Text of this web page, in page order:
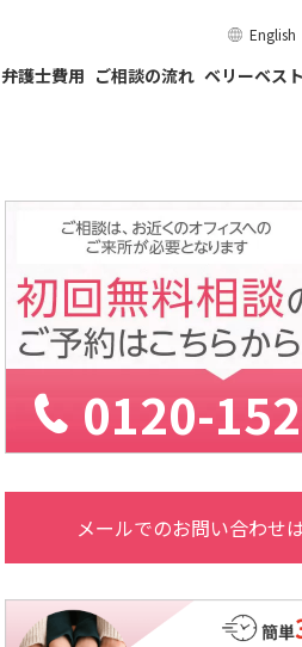
English
弁護士費用 ご相談の流れ ベリーベス
0120-
メールでのお問い合わせ